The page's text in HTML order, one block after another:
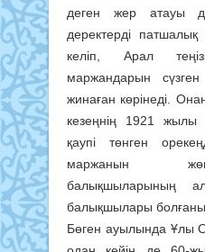
деген жер атауы
деректерді
келіп, Арал
маржандарын
жинаған көрінеді.
кезеңнің 1921
қаупі төнген
маржанын
балықшыларының
балықшылары болғаны
Бөген ауылында Ұлы